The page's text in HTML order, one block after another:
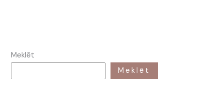
Meklēt
Meklēt